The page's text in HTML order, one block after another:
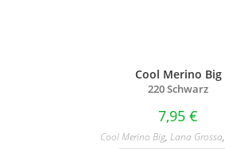
Cool Merino Big
220 Schwarz
7,95 €
Cool Merino Big, Lana Grossa,